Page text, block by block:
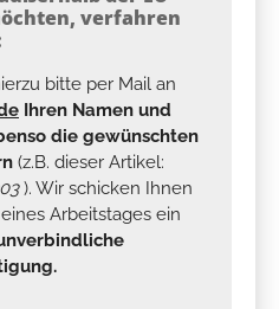
verfahren
bitte per Mail an
Ihren Namen und
die gewünschten
(z.B. dieser Artikel:
). Wir schicken Ihnen
Arbeitstages ein